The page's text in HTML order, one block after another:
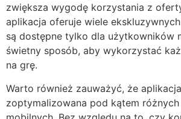
zwiększa wygodę korzystania z
aplikacja oferuje wiele
są dostępne tylko dla użytkowników
świetny sposób, aby wykorzystać
na grę.
Warto również zauważyć, że
zoptymalizowana pod kątem